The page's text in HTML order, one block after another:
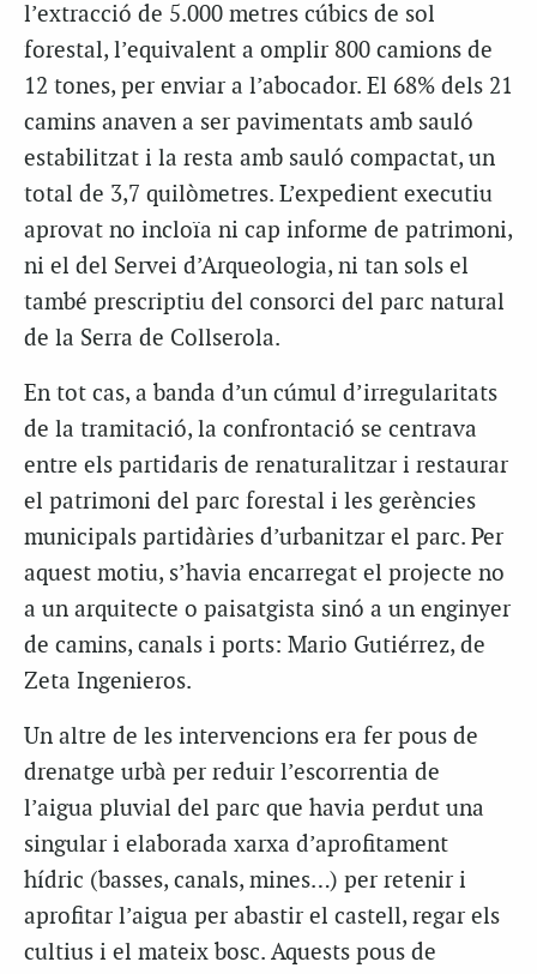
l’extracció de 5.000 metres cúbics de sol
forestal, l’equivalent a omplir 800 camions de
12 tones, per enviar a l’abocador. El 68% dels 21
camins anaven a ser pavimentats amb sauló
estabilitzat i la resta amb sauló compactat, un
total de 3,7 quilòmetres. L’expedient executiu
aprovat no incloïa ni cap informe de patrimoni,
ni el del Servei d’Arqueologia, ni tan sols el
també prescriptiu del consorci del parc natural
de la Serra de Collserola.
En tot cas, a banda d’un cúmul d’irregularitats
de la tramitació, la confrontació se centrava
entre els partidaris de renaturalitzar i restaurar
el patrimoni del parc forestal i les gerències
municipals partidàries d’urbanitzar el parc. Per
aquest motiu, s’havia encarregat el projecte no
a un arquitecte o paisatgista sinó a un enginyer
de camins, canals i ports: Mario Gutiérrez, de
Zeta Ingenieros.
Un altre de les intervencions era fer pous de
drenatge urbà per reduir l’escorrentia de
l’aigua pluvial del parc que havia perdut una
singular i elaborada xarxa d’aprofitament
hídric (basses, canals, mines…) per retenir i
aprofitar l’aigua per abastir el castell, regar els
cultius i el mateix bosc. Aquests pous de